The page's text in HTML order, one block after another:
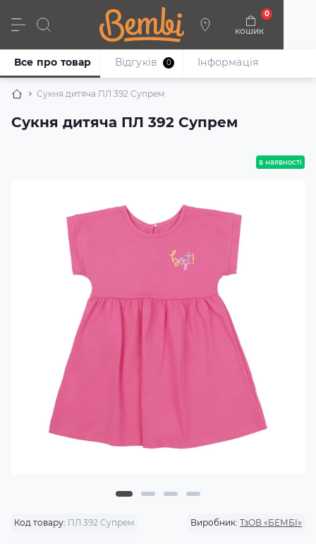
кошик
0
Дівчата Хлопці Немовлята Взуття
Сукня дитяча ПЛ 392 Супрем
Сукня дитяча ПЛ 392 Супрем
Все про товар Відгуків 0 Iнформація
в наявності
Код товару: ПЛ 392 Супрем Виробник: ТзОВ «БЕМБІ»